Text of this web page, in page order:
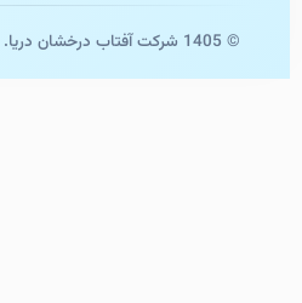
© 1405 شرکت آفتاب درخشان دریا. تمامی حقوق محفوظ است.